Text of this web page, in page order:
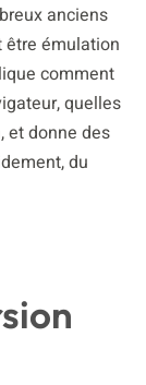
anciens
être émulation
comment
quelles
et donne des
du